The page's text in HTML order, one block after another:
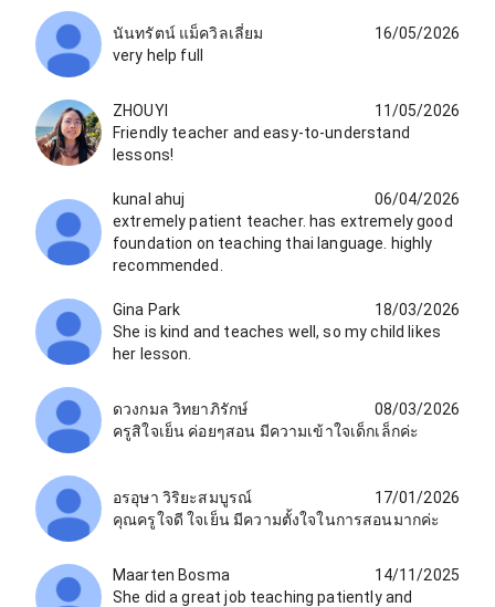
นันทรัตน์ แม็ควิลเลี่ยม
16/05/2026
very help full
ZHOUYI
11/05/2026
Friendly teacher and easy-to-understand
lessons!
kunal ahuj
06/04/2026
extremely patient teacher. has extremely good
foundation on teaching thai language. highly
recommended.
Gina Park
18/03/2026
She is kind and teaches well, so my child likes
her lesson.
ดวงกมล วิทยาภิรักษ์
08/03/2026
ครูสิใจเย็น ค่อยๆสอน มีความเข้าใจเด็กเล็กค่ะ
อรอุษา วิริยะสมบูรณ์
17/01/2026
คุณครูใจดี ใจเย็น มีความตั้งใจในการสอนมากค่ะ
Maarten Bosma
14/11/2025
She did a great job teaching patiently and